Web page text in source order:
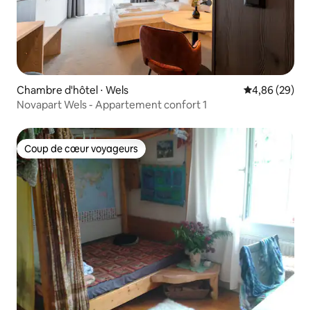
Chambre d'hôtel ⋅ Wels Évaluation
4,86 (29)
Novapart Wels - Appartement confort 1
Coup de cœur voyageurs
Coup de cœur voyageurs